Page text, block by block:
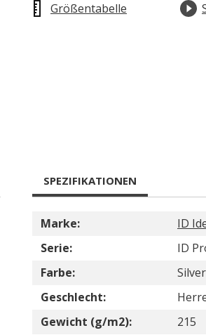
Größentabelle
SPEZIFIKATIONEN
Marke:
ID
Serie:
ID
Farbe:
Geschlecht:
Gewicht (g/m2):
215